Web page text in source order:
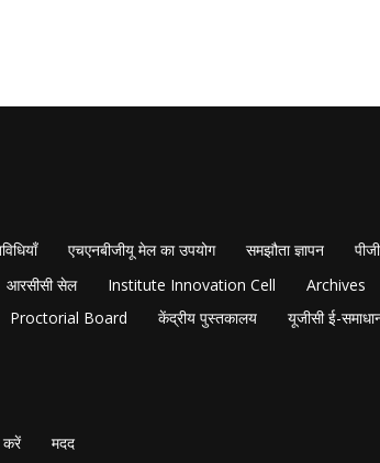
एचएनबीजीयू मेल का उपयोग समझौता ज्ञापन
आरसीसी सेल Institute Innovation Cell
Archives
Proctorial Board केंद्रीय पुस्तकालय यूजीसी ई-
करें मदद